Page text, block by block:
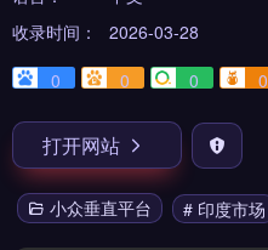
收录时间：
2026-03-28
0
0 0 0
打开网站
小众垂直平台 # 印度市场